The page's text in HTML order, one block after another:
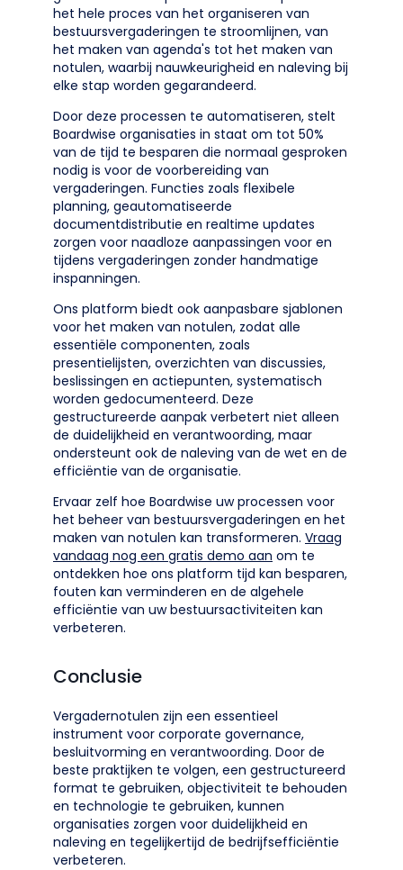
het hele proces van het organiseren van
bestuursvergaderingen te stroomlijnen, van
het maken van agenda's tot het maken van
notulen, waarbij nauwkeurigheid en naleving bij
elke stap worden gegarandeerd.
Door deze processen te automatiseren, stelt
Boardwise organisaties in staat om tot 50%
van de tijd te besparen die normaal gesproken
nodig is voor de voorbereiding van
vergaderingen. Functies zoals flexibele
planning, geautomatiseerde
documentdistributie en realtime updates
zorgen voor naadloze aanpassingen voor en
tijdens vergaderingen zonder handmatige
inspanningen.
Ons platform biedt ook aanpasbare sjablonen
voor het maken van notulen, zodat alle
essentiële componenten, zoals
presentielijsten, overzichten van discussies,
beslissingen en actiepunten, systematisch
worden gedocumenteerd. Deze
gestructureerde aanpak verbetert niet alleen
de duidelijkheid en verantwoording, maar
ondersteunt ook de naleving van de wet en de
efficiëntie van de organisatie.
Ervaar zelf hoe Boardwise uw processen voor
het beheer van bestuursvergaderingen en het
maken van notulen kan transformeren. Vraag
vandaag nog een gratis demo aan om te
ontdekken hoe ons platform tijd kan besparen,
fouten kan verminderen en de algehele
efficiëntie van uw bestuursactiviteiten kan
verbeteren.
Conclusie
Vergadernotulen zijn een essentieel
instrument voor corporate governance,
besluitvorming en verantwoording. Door de
beste praktijken te volgen, een gestructureerd
format te gebruiken, objectiviteit te behouden
en technologie te gebruiken, kunnen
organisaties zorgen voor duidelijkheid en
naleving en tegelijkertijd de bedrijfsefficiëntie
verbeteren.